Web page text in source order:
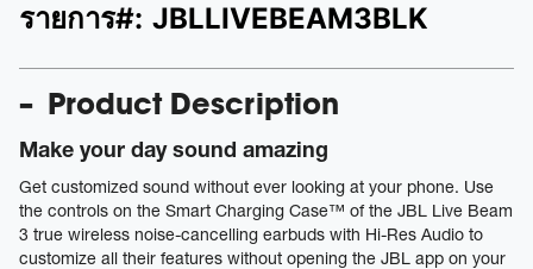
รายการ#: JBLLIVEBEAM3BLK
Product Description
Make your day sound amazing
Get customized sound without ever looking at your phone. Use
the controls on the Smart Charging Case™ of the JBL Live Beam
3 true wireless noise-cancelling earbuds with Hi-Res Audio to
customize all their features without opening the JBL app on your